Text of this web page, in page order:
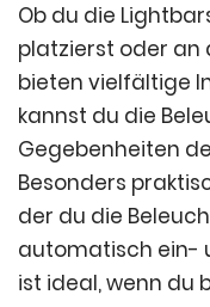
Ob du die
platzierst oder an
bieten vielfältige
kannst du die
Gegebenheiten
Besonders
der du die
automatisch ein-
ist ideal, wenn du